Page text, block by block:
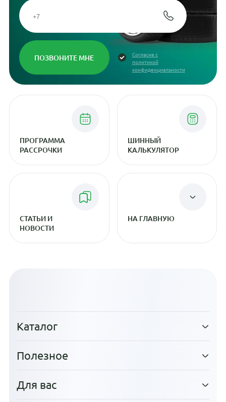
Согласие с
политикой
конфиденциальности
ПРОГРАММА
РАССРОЧКИ
ШИННЫЙ
КАЛЬКУЛЯТОР
СТАТЬИ И
НОВОСТИ
НА ГЛАВНУЮ
Каталог
Полезное
Для вас